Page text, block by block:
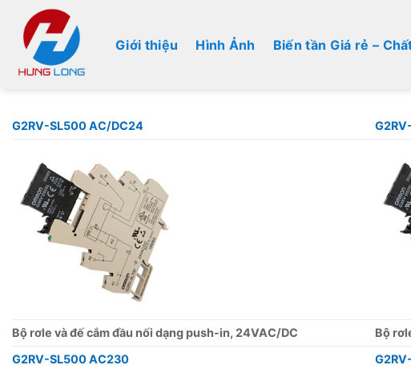
dung
Giới thiệu Hình Ảnh Biến tần Giá rẻ –
G2RV-SL500 AC/DC24
Bộ rơle và đế cắm đầu nối dạng push-in, 24VAC/DC Bộ
G2RV-SL500 AC230